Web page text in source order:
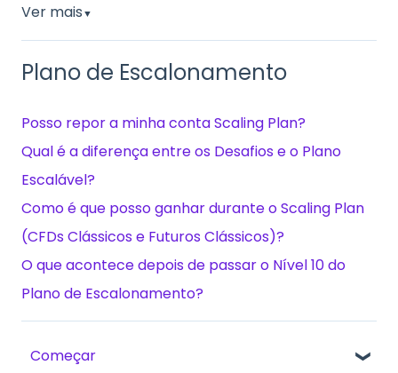
Ver mais▼
Plano de Escalonamento
Posso repor a minha conta Scaling Plan?
Qual é a diferença entre os Desafios e o Plano
Escalável?
Como é que posso ganhar durante o Scaling Plan
(CFDs Clássicos e Futuros Clássicos)?
O que acontece depois de passar o Nível 10 do
Plano de Escalonamento?
Começar